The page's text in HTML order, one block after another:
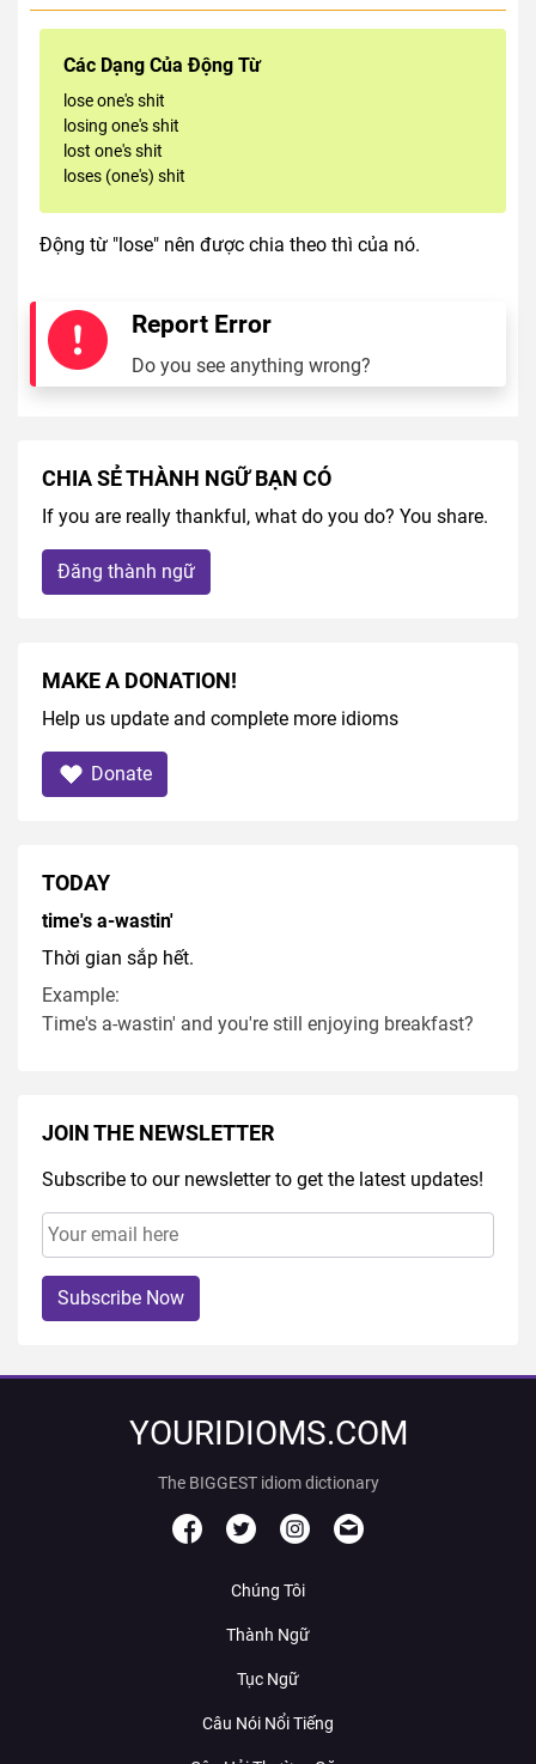
Các Dạng Của Động Từ
lose one's shit
losing one's shit
lost one's shit
loses (one's) shit
Động từ "lose" nên được chia theo thì của nó.
Report Error
Do you see anything wrong?
CHIA SẺ THÀNH NGỮ BẠN CÓ
If you are really thankful, what do you do? You share.
Đăng thành ngữ
MAKE A DONATION!
Help us update and complete more idioms
Donate
TODAY
time's a-wastin'
Thời gian sắp hết.
Example:
Time's a-wastin' and you're still enjoying breakfast?
JOIN THE NEWSLETTER
Subscribe to our newsletter to get the latest updates!
Subscribe Now
YOURIDIOMS.COM
The BIGGEST idiom dictionary
Chúng Tôi
Thành Ngữ
Tục Ngữ
Câu Nói Nổi Tiếng